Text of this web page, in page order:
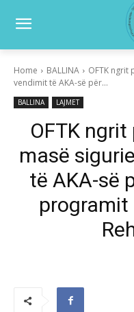
Home BALLINA
OFTK ngrit
vendimit të AKA-së për...
BALLINA LAJMET
OFTK
masë
të AKA-së
programit